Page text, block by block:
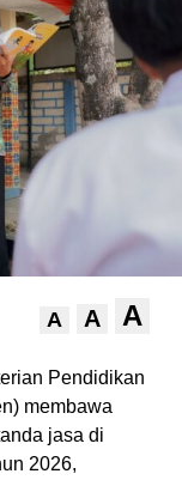
A A A
Pendidikan
membawa
jasa di
2026,